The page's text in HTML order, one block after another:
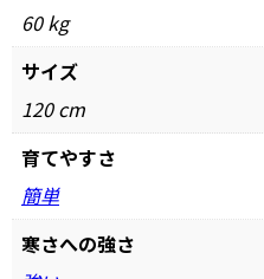
60 kg
サイズ
120 cm
育てやすさ
簡単
寒さへの強さ